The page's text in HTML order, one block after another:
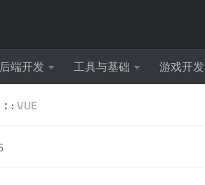
后端开发 工具与基础 游戏开发
: VUE